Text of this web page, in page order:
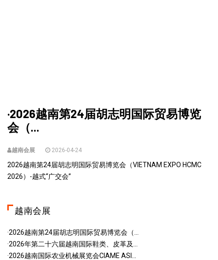
·2026越南第24届胡志明国际贸易博览
会（...
越南会展 2026-04-24
2026越南第24届胡志明国际贸易博览会（VIETNAM EXPO HCMC
2026）-越式“广交会”
越南会展
·2026越南第24届胡志明国际贸易博览会（...
·2026年第二十六届越南国际鞋类、皮革及...
·2026越南国际农业机械展览会CIAME ASI...